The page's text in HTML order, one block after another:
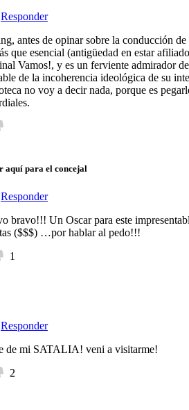
Responder
antes de opinar sobre la conducción
que esencial (antigüedad en estar
Vamos!, y es un ferviente admirador
de la incoherencia ideológica de su
no voy a decir nada, porque es
aquí para el concejal
Responder
bravo!!! Un Oscar para este
($$$) …por hablar al pedo!!!
1
Responder
de mi SATALIA! veni a visitarme!
2